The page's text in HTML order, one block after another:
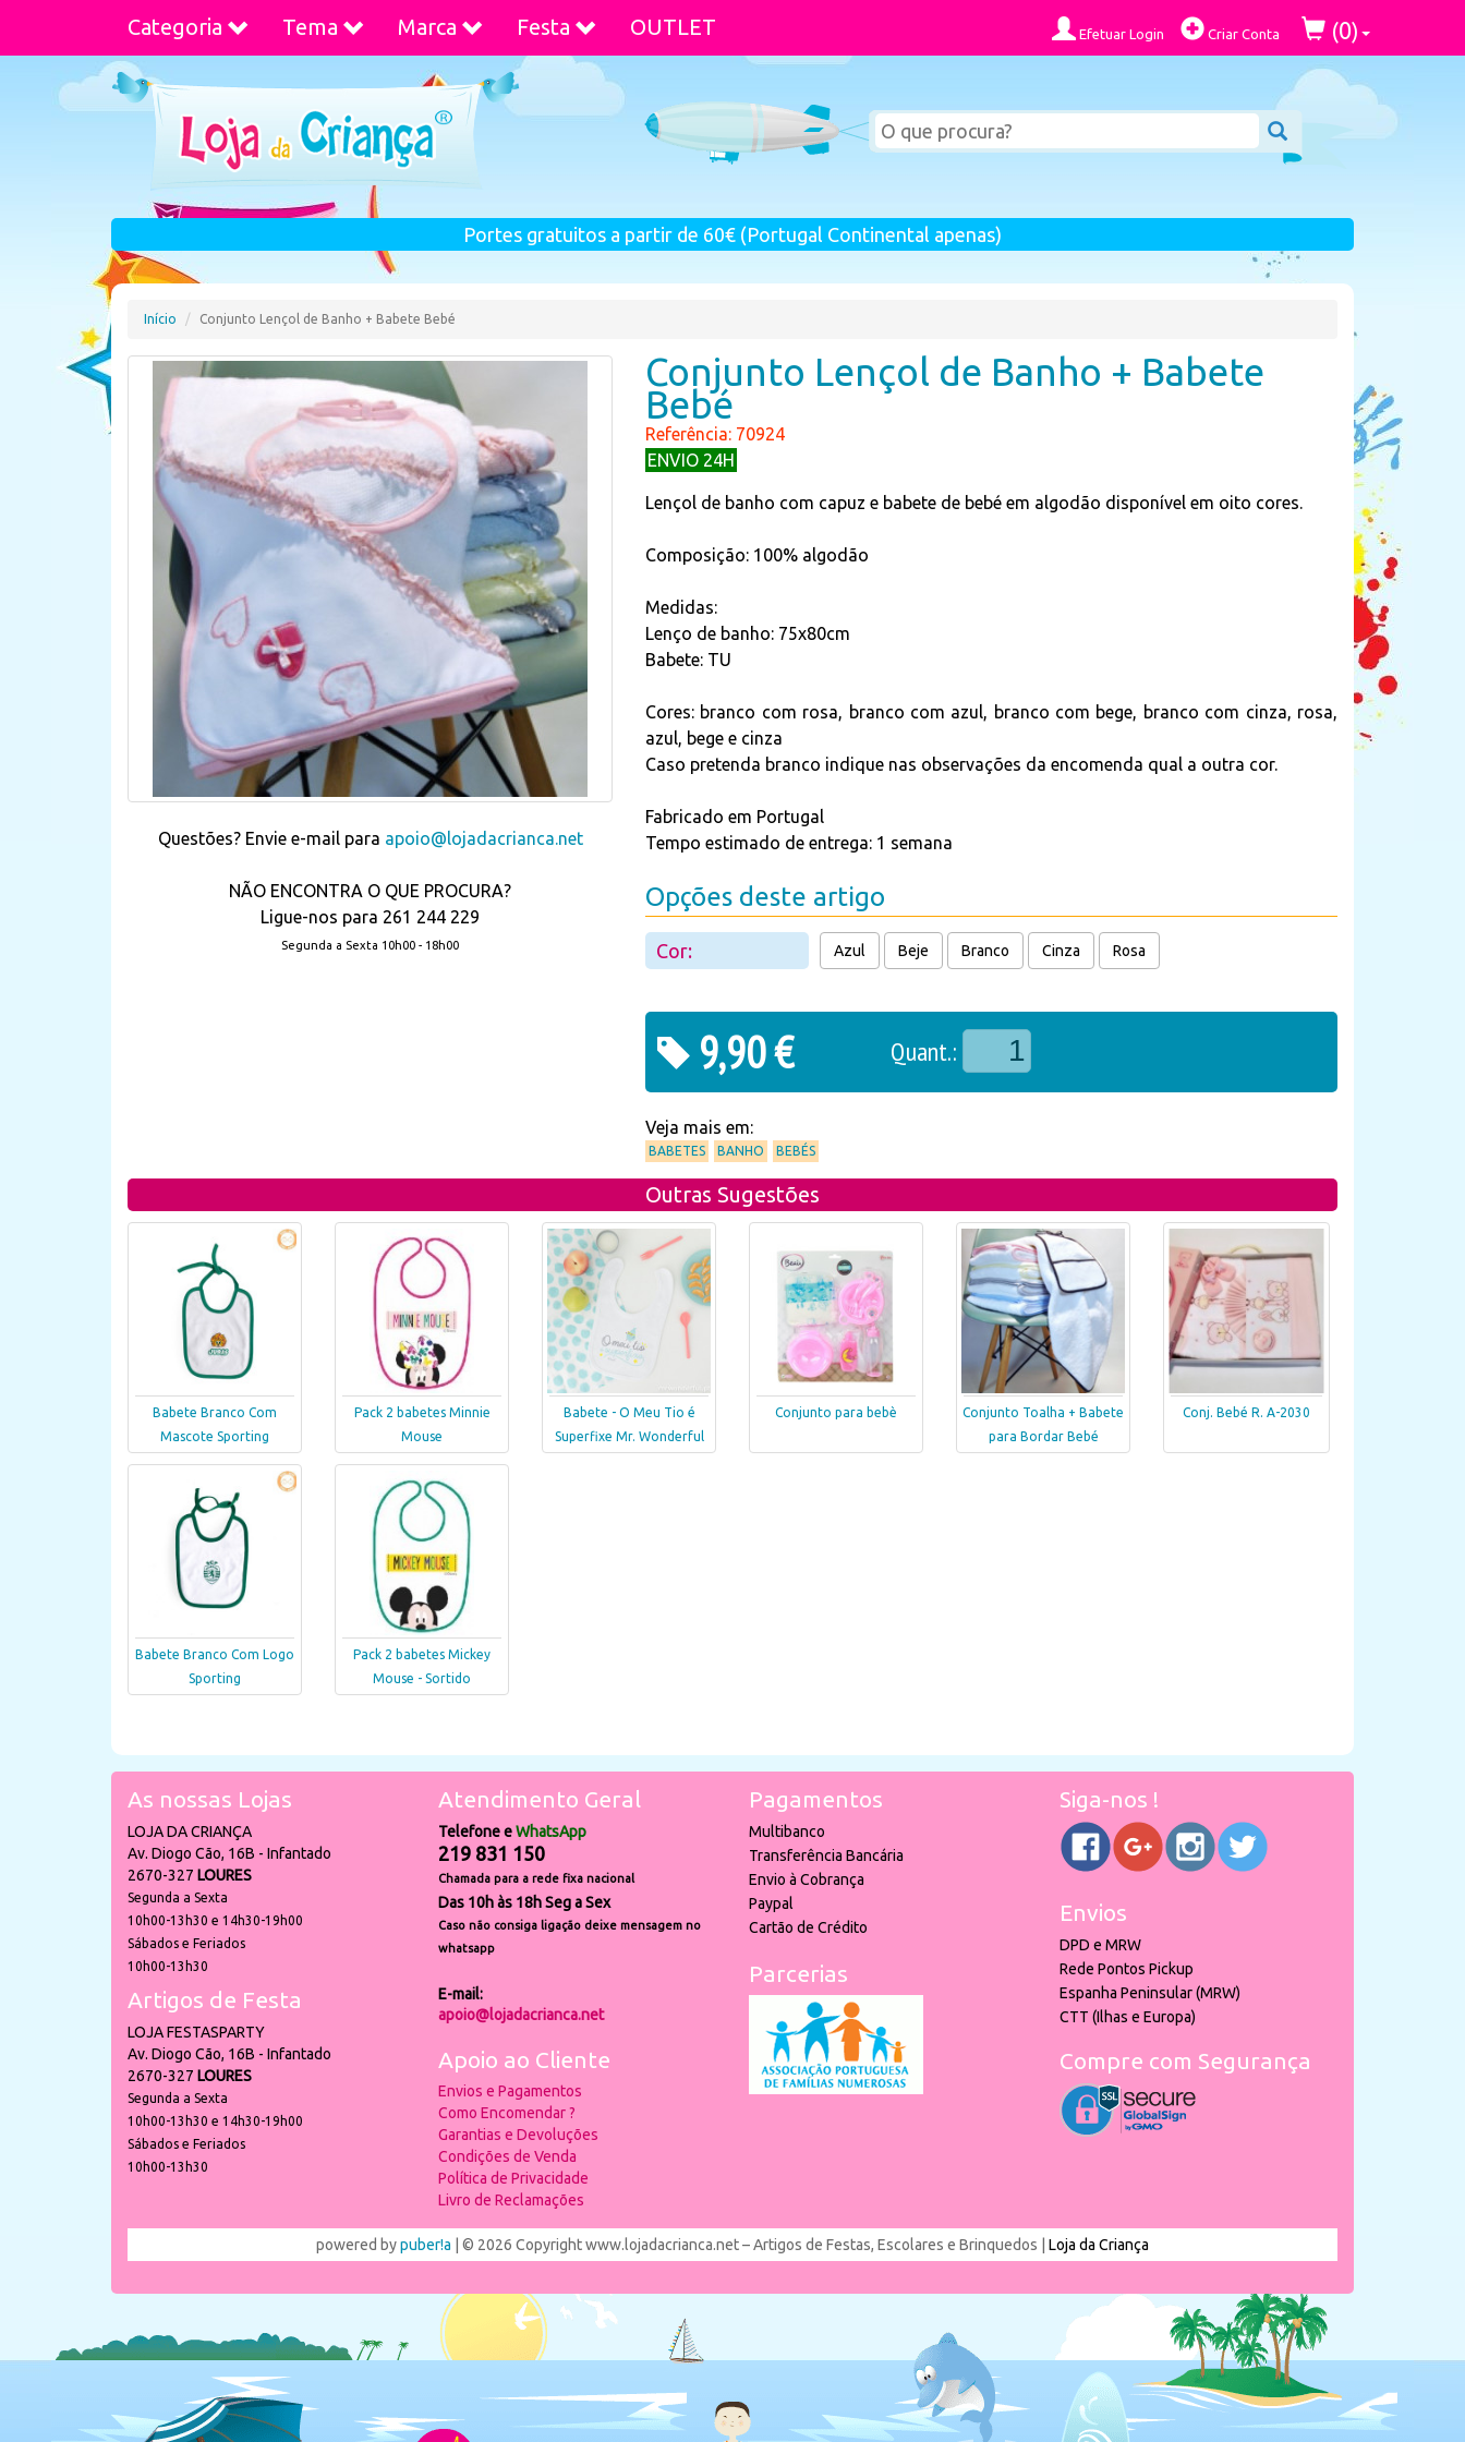
Categoria Tema Marca Festa OUTLET Efetuar Login Criar Conta (0)
Portes gratuitos a partir de 60€ (Portugal Continental apenas)
Início Conjunto Lençol de Banho + Babete Bebé
Questões? Envie e-mail para apoio@lojadacrianca.net
NÃO ENCONTRA O QUE PROCURA?
Ligue-nos para 261 244 229
Segunda a Sexta 10h00 - 18h00
Conjunto Lençol de Banho + Babete
Bebé
Referência: 70924
ENVIO 24H
Lençol de banho com capuz e babete de bebé em algodão disponível em oito cores.
Composição: 100% algodão
Medidas:
Lenço de banho: 75x80cm
Babete: TU
Cores: branco com rosa, branco com azul, branco com bege, branco com cinza, rosa,
azul, bege e cinza
Caso pretenda branco indique nas observações da encomenda qual a outra cor.
Fabricado em Portugal
Tempo estimado de entrega: 1 semana
Opções deste artigo
Cor: Azul Beje Branco Cinza Rosa
9,90 € Quant.:
Veja mais em:
BABETES BANHO BEBÉS
Outras Sugestões
Babete Branco Com
Mascote Sporting
Pack 2 babetes Minnie
Mouse
Babete - O Meu Tio é
Superfixe Mr. Wonderful
Conjunto para bebè
Conjunto Toalha + Babete
para Bordar Bebé
Conj. Bebé R. A-2030
Babete Branco Com Logo
Sporting
Pack 2 babetes Mickey
Mouse - Sortido
As nossas Lojas
LOJA DA CRIANÇA
Av. Diogo Cão, 16B - Infantado
2670-327 LOURES
Segunda a Sexta
10h00-13h30 e 14h30-19h00
Sábados e Feriados
10h00-13h30
Artigos de Festa
LOJA FESTASPARTY
Av. Diogo Cão, 16B - Infantado
2670-327 LOURES
Segunda a Sexta
10h00-13h30 e 14h30-19h00
Sábados e Feriados
10h00-13h30
Atendimento Geral
Telefone eWhatsApp
219 831 150
Chamada para a rede fixa nacional
Das 10h às 18h Seg a Sex
Caso não consiga ligação deixe mensagem no
whatsapp
E-mail:
apoio@lojadacrianca.net
Apoio ao Cliente
Envios e Pagamentos
Como Encomendar ?
Garantias e Devoluções
Condições de Venda
Política de Privacidade
Livro de Reclamações
Pagamentos
Multibanco
Transferência Bancária
Envio à Cobrança
Paypal
Cartão de Crédito
Parcerias
Siga-nos !
Envios
DPD e MRW
Rede Pontos Pickup
Espanha Peninsular (MRW)
CTT (Ilhas e Europa)
Compre com Segurança
powered bypuber!a | © 2026 Copyright www.lojadacrianca.net – Artigos de Festas, Escolares e Brinquedos | Loja da Criança